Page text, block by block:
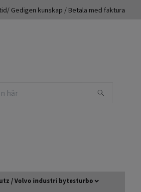
Gedigen kunskap / Betala med faktura
/ Volvo industri bytesturbo